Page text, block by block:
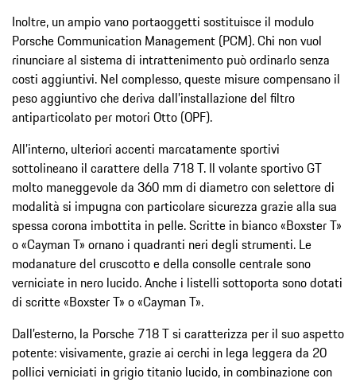
Inoltre, un ampio vano portaoggetti sostituisce il modulo
Porsche Communication Management (PCM). Chi non vuol
rinunciare al sistema di intrattenimento può ordinarlo senza
costi aggiuntivi. Nel complesso, queste misure compensano il
peso aggiuntivo che deriva dall’installazione del filtro
antiparticolato per motori Otto (OPF).
All’interno, ulteriori accenti marcatamente sportivi
sottolineano il carattere della 718 T. Il volante sportivo GT
molto maneggevole da 360 mm di diametro con selettore di
modalità si impugna con particolare sicurezza grazie alla sua
spessa corona imbottita in pelle. Scritte in bianco «Boxster T»
o «Cayman T» ornano i quadranti neri degli strumenti. Le
modanature del cruscotto e della consolle centrale sono
verniciate in nero lucido. Anche i listelli sottoporta sono dotati
di scritte «Boxster T» o «Cayman T».
Dall’esterno, la Porsche 718 T si caratterizza per il suo aspetto
potente: visivamente, grazie ai cerchi in lega leggera da 20
pollici verniciati in grigio titanio lucido, in combinazione con